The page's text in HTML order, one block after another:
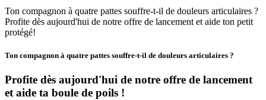
Ton compagnon à quatre pattes souffre-t-il de douleurs articulaires ?
Profite dès aujourd'hui de notre offre de lancement et aide ton petit
protégé!
Ton compagnon à quatre pattes souffre-t-il de douleurs articulaires ?
Profite dès aujourd'hui de notre offre de lancement
etaide ta boule de poils !